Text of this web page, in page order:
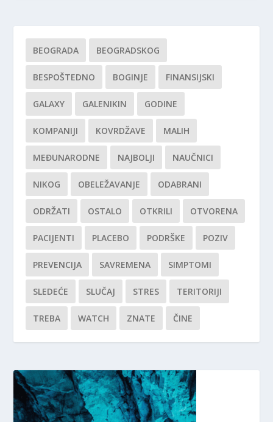
BEOGRADA BEOGRADSKOG
BESPOŠTEDNO BOGINJE FINANSIJSKI
GALAXY GALENIKIN GODINE
KOMPANIJI KOVRDŽAVE MALIH
MEĐUNARODNE NAJBOLJI NAUČNICI
NIKOG OBELEŽAVANJE ODABRANI
ODRŽATI OSTALO OTKRILI OTVORENA
PACIJENTI PLACEBO PODRŠKE POZIV
PREVENCIJA SAVREMENA SIMPTOMI
SLEDEĆE SLUČAJ STRES TERITORIJI
TREBA WATCH ZNATE ČINE